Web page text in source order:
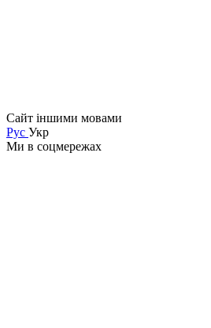
Сайт іншими мовами
Рус Укр
Ми в соцмережах